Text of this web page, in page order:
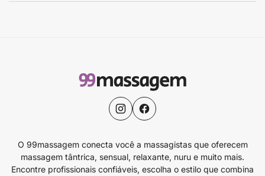
O 99massagem conecta você a massagistas que oferecem
massagem tântrica, sensual, relaxante, nuru e muito mais.
Encontre profissionais confiáveis, escolha o estilo que combina